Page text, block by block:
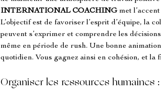
INTERNATIONAL COACHING met
L’objectif est de favoriser l’esprit d’équipe, la
peuvent s’exprimer et comprendre les
même en période de rush. Une bonne
quotidien. Vous gagnez ainsi en cohésion, et
Organiser les ressources humaines